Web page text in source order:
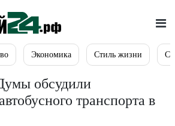
Экономика Стиль жизни
обсудили
транспорта в